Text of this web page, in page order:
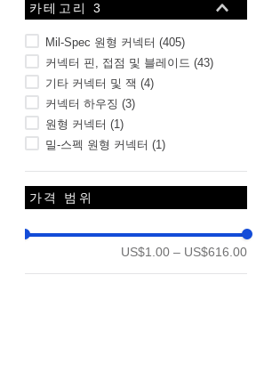
카테고리 3
Mil-Spec 원형 커넥터 (405)
커넥터 핀, 접점 및 블레이드 (43)
기타 커넥터 및 잭 (4)
커넥터 하우징 (3)
원형 커넥터 (1)
밀-스펙 원형 커넥터 (1)
가격 범위
US$1.00 – US$616.00